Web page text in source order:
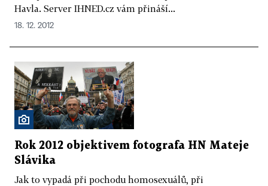
Havla. Server IHNED.cz vám přináší...
18. 12. 2012
Rok 2012 objektivem fotografa HN Mateje
Slávika
Jak to vypadá při pochodu homosexuálů, při